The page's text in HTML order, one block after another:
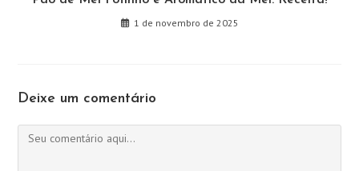
1 de novembro de 2025
Deixe um comentário
Comentário